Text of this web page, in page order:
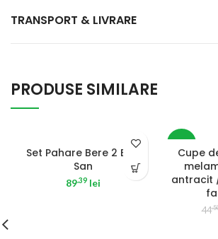
TRANSPORT & LIVRARE
PRODUSE SIMILARE
Set Pahare Bere 2 Buc
San
89.39 lei
Cupe
antracit
44